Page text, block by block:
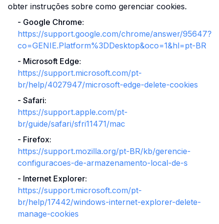
obter instruções sobre como gerenciar cookies.
- Google Chrome:
https://support.google.com/chrome/answer/95647?
co=GENIE.Platform%3DDesktop&oco=1&hl=pt-BR
- Microsoft Edge:
https://support.microsoft.com/pt-
br/help/4027947/microsoft-edge-delete-cookies
- Safari:
https://support.apple.com/pt-
br/guide/safari/sfri11471/mac
- Firefox:
https://support.mozilla.org/pt-BR/kb/gerencie-
configuracoes-de-armazenamento-local-de-s
- Internet Explorer:
https://support.microsoft.com/pt-
br/help/17442/windows-internet-explorer-delete-
manage-cookies